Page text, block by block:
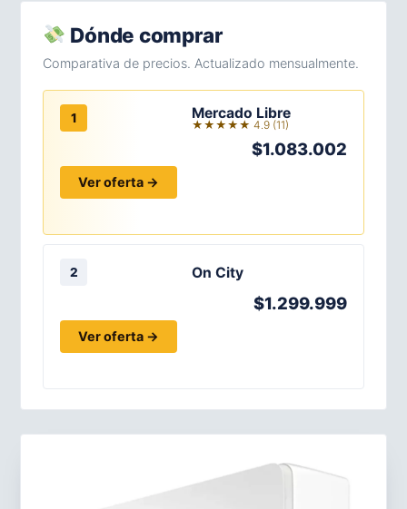
Dónde comprar
Comparativa de precios. Actualizado mensualmente.
1 Mercado Libre
★★★★★ 4.9 (11)
$1.083.002
Ver oferta →
2 On City
$1.299.999
Ver oferta →